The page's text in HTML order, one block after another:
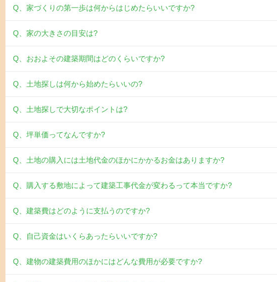
Q、家づくりの第一歩は何からはじめたらいいですか?
Q、家の大きさの目安は?
Q、おおよその建築期間はどのくらいですか?
Q、土地探しは何から始めたらいいの?
Q、土地探しで大切なポイントは?
Q、坪単価ってなんですか?
Q、土地の購入には土地代金のほかにかかるお金はありますか?
Q、購入する敷地によって建築工事代金が変わるって本当ですか?
Q、建築費はどのように支払うのですか?
Q、自己資金はいくらあったらいいですか?
Q、建物の建築費用のほかにはどんな費用が必要ですか?